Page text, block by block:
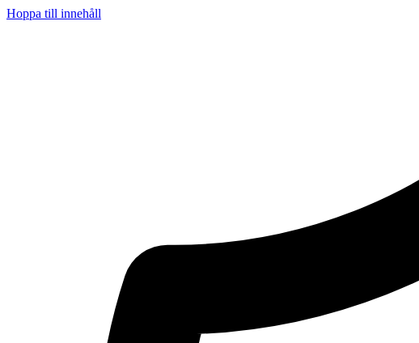
Hoppa till innehåll